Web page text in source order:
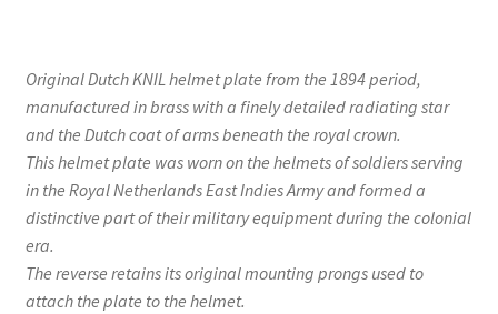
Original Dutch KNIL helmet plate from the 1894 period,
manufactured in brass with a finely detailed radiating star
and the Dutch coat of arms beneath the royal crown.
This helmet plate was worn on the helmets of soldiers serving
in the Royal Netherlands East Indies Army and formed a
distinctive part of their military equipment during the colonial
era.
The reverse retains its original mounting prongs used to
attach the plate to the helmet.